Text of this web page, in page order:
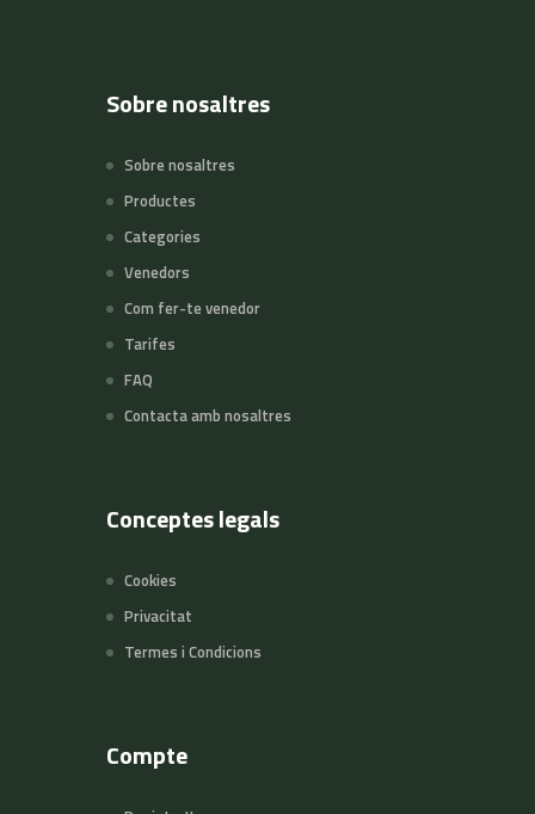
Sobre nosaltres
Sobre nosaltres
Productes
Categories
Venedors
Com fer-te venedor
Tarifes
FAQ
Contacta amb nosaltres
Conceptes legals
Cookies
Privacitat
Termes i Condicions
Compte